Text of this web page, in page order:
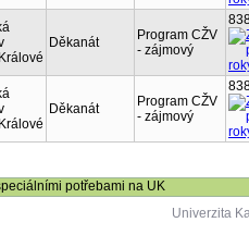
Děkanát
Program CŽV
- zájmový
Děkanát
Program CŽV
- zájmový
potřebami na UK
Univerzita